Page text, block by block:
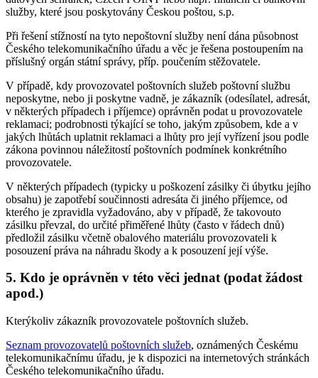
služby, které jsou poskytovány Českou poštou, s.p.
Při řešení stížností na tyto nepoštovní služby není dána působnost
Českého telekomunikačního úřadu a věc je řešena postoupením na
příslušný orgán státní správy, příp. poučením stěžovatele.
V případě, kdy provozovatel poštovních služeb poštovní službu
neposkytne, nebo ji poskytne vadně, je zákazník (odesílatel, adresát,
v některých případech i příjemce) oprávněn podat u provozovatele
reklamaci; podrobnosti týkající se toho, jakým způsobem, kde a v
jakých lhůtách uplatnit reklamaci a lhůty pro její vyřízení jsou podle
zákona povinnou náležitostí poštovních podmínek konkrétního
provozovatele.
V některých případech (typicky u poškození zásilky či úbytku jejího
obsahu) je zapotřebí součinnosti adresáta či jiného příjemce, od
kterého je zpravidla vyžadováno, aby v případě, že takovouto
zásilku převzal, do určité přiměřené lhůty (často v řádech dnů)
předložil zásilku včetně obalového materiálu provozovateli k
posouzení práva na náhradu škody a k posouzení její výše.
5. Kdo je oprávněn v této věci jednat (podat žádost
apod.)
Kterýkoliv zákazník provozovatele poštovních služeb.
Seznam provozovatelů poštovních služeb, oznámených Českému
telekomunikačnímu úřadu, je k dispozici na internetových stránkách
Českého telekomunikačního úřadu.